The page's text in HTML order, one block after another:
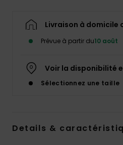
Livraison à domicile
Prévue à partir du10 août
Voir la disponibilité
Sélectionnez une taille
Details &